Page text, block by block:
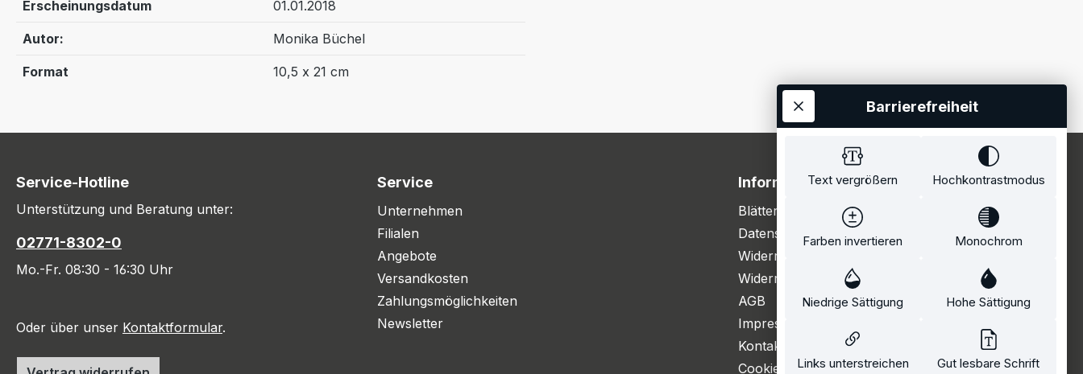
Erscheinungsdatum 01.01.2018
Autor: Monika Büchel
Format 10,5 x 21 cm
Service-Hotline
Unterstützung und Beratung unter:
02771-8302-0
Mo.-Fr. 08:30 - 16:30 Uhr
Oder über unser Kontaktformular.
Service
Unternehmen
Filialen
Angebote
Versandkosten
Zahlungsmöglichkeiten
Newsletter
Information
Blätterkatalog
Datenschutzerklärung
Widerrufsbelehrung
Widerrufsformular
AGB
Impressum
Kontakt
Cookie Einstellungen
Text vergrößern Hochkontrastmodus
Farben invertieren Monochrom
Niedrige Sättigung Hohe Sättigung
Links unterstreichen Gut lesbare Schrift
Barrierefreiheit